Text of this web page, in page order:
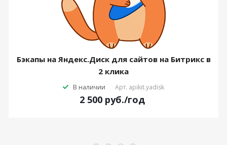
Бэкапы на Яндекс.Диск для сайтов на Битрикс в
2 клика
В наличии Арт. apikit.yadisk
2 500 руб./год